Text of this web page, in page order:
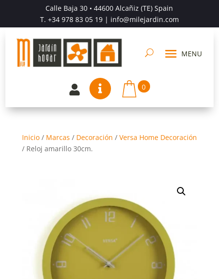
Calle Baja 30 • 44600 Alcañiz (TE) Spain
T. +34 978 83 05 19| info@milejardin.com
  0
Inicio/ Marcas / Decoración / Versa Home Decoración
/ Reloj amarillo 30cm.